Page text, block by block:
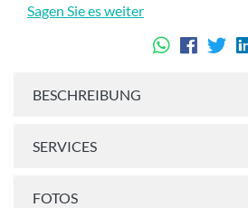
Sagen Sie es weiter
BESCHREIBUNG
SERVICES
FOTOS